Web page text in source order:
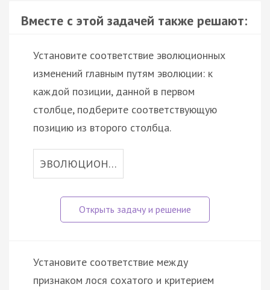
Вместе с этой задачей также решают:
Установите соответствие эволюционных
изменений главным путям эволюции: к
каждой позиции, данной в первом
столбце, подберите соответствующую
позицию из второго столбца.
ЭВОЛЮЦИОН…
Установите соответствие между
признаком лося сохатого и критерием